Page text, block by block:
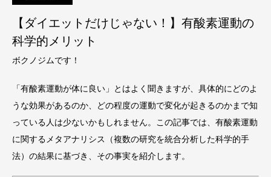
【ダイエットだけじゃない！】有酸素運動の
科学的メリット
ボクノジムです！
「有酸素運動が体に良い」とはよく聞きますが、具体的にどのよ
うな効果があるのか、どの程度の運動で変化が起きるのかまで知
っている人は少ないかもしれません。この記事では、有酸素運動
に関するメタアナリシス（複数の研究を統合分析した科学的手
法）の結果に基づき、その事実を紹介します。